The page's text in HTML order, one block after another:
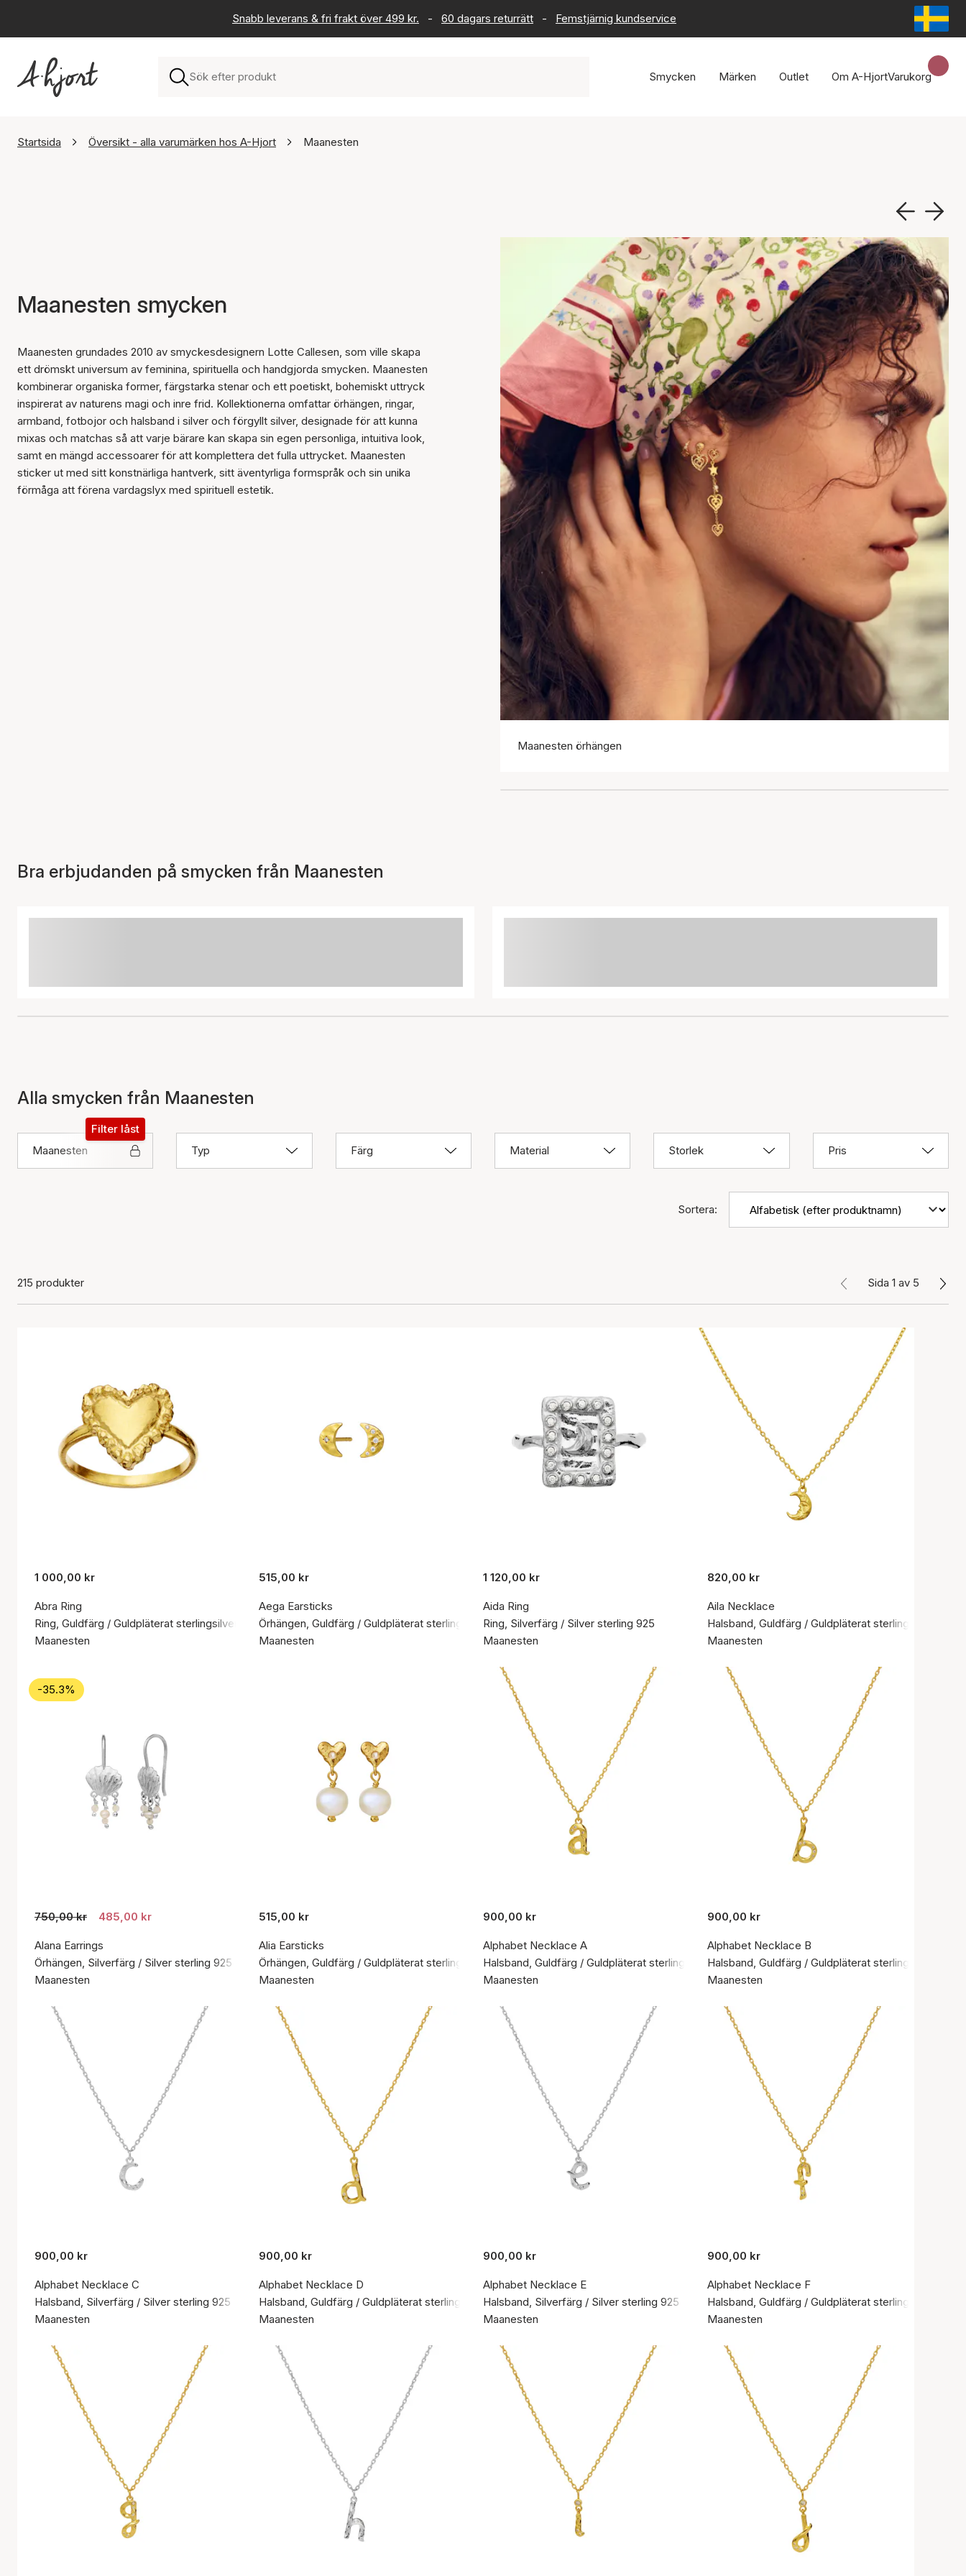
Snabb leverans & fri frakt över 499 kr. - 60 dagars returrätt - Femstjärnig kundservice
Smycken Märken Outlet Om A-HjortVarukorg
Startsida Översikt - alla varumärken hos A-Hjort Maanesten
Maanesten smycken
Maanesten grundades 2010 av smyckesdesignern Lotte Callesen, som ville skapa
ett drömskt universum av feminina, spirituella och handgjorda smycken. Maanesten
kombinerar organiska former, färgstarka stenar och ett poetiskt, bohemiskt uttryck
inspirerat av naturens magi och inre frid. Kollektionerna omfattar örhängen, ringar,
armband, fotbojor och halsband i silver och förgyllt silver, designade för att kunna
mixas och matchas så att varje bärare kan skapa sin egen personliga, intuitiva look,
samt en mängd accessoarer för att komplettera det fulla uttrycket. Maanesten
sticker ut med sitt konstnärliga hantverk, sitt äventyrliga formspråk och sin unika
förmåga att förena vardagslyx med spirituell estetik.
Maanesten örhängen
Bra erbjudanden på smycken från Maanesten
Alla smycken från Maanesten
Maanesten
Filter låst
Typ
Färg Material Storlek Pris
Sortera:
215 produkter Sida 1 av 5
1 000,00 kr
Abra Ring
Ring, Guldfärg / Guldpläterat sterlingsilver 925
Maanesten
515,00 kr
Aega Earsticks
Örhängen, Guldfärg / Guldpläterat sterlingsilver 925
Maanesten
1 120,00 kr
Aida Ring
Ring, Silverfärg / Silver sterling 925
Maanesten
820,00 kr
Aila Necklace
Halsband, Guldfärg / Guldpläterat sterlingsilver 925
Maanesten
-35.3%
750,00 kr 485,00 kr
Alana Earrings
Örhängen, Silverfärg / Silver sterling 925
Maanesten
515,00 kr
Alia Earsticks
Örhängen, Guldfärg / Guldpläterat sterlingsilver 925
Maanesten
900,00 kr
Alphabet Necklace A
Halsband, Guldfärg / Guldpläterat sterlingsilver 925
Maanesten
900,00 kr
Alphabet Necklace B
Halsband, Guldfärg / Guldpläterat sterlingsilver 925
Maanesten
900,00 kr
Alphabet Necklace C
Halsband, Silverfärg / Silver sterling 925
Maanesten
900,00 kr
Alphabet Necklace D
Halsband, Guldfärg / Guldpläterat sterlingsilver 925
Maanesten
900,00 kr
Alphabet Necklace E
Halsband, Silverfärg / Silver sterling 925
Maanesten
900,00 kr
Alphabet Necklace F
Halsband, Guldfärg / Guldpläterat sterlingsilver 925
Maanesten